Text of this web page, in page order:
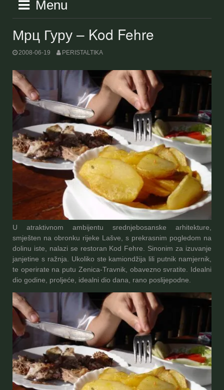
Menu
Мрц Гуру – Kod Fehre
2008-06-19 PERISTALTIKA
U atraktivnom ambijentu srednjebosanske arhitekture,
smješten na obronku rijeke Lašve, s prekrasnim pogledom na
dolinu iste, nalazi se restoran Kod Fehre. Sinonim za izuvanje
janjetine s ražnja. Ukoliko ste kamiondžija lili putnik namjernik,
te operirate na putu Zenica-Travnik, obavezno svratite. Idealni
dio godine, proljeće, idealni dio dana, rano poslijepodne.